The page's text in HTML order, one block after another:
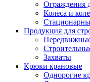
Ограждения
Колеса и
Продукция для
Захваты
Крюки крановые
Однорогие